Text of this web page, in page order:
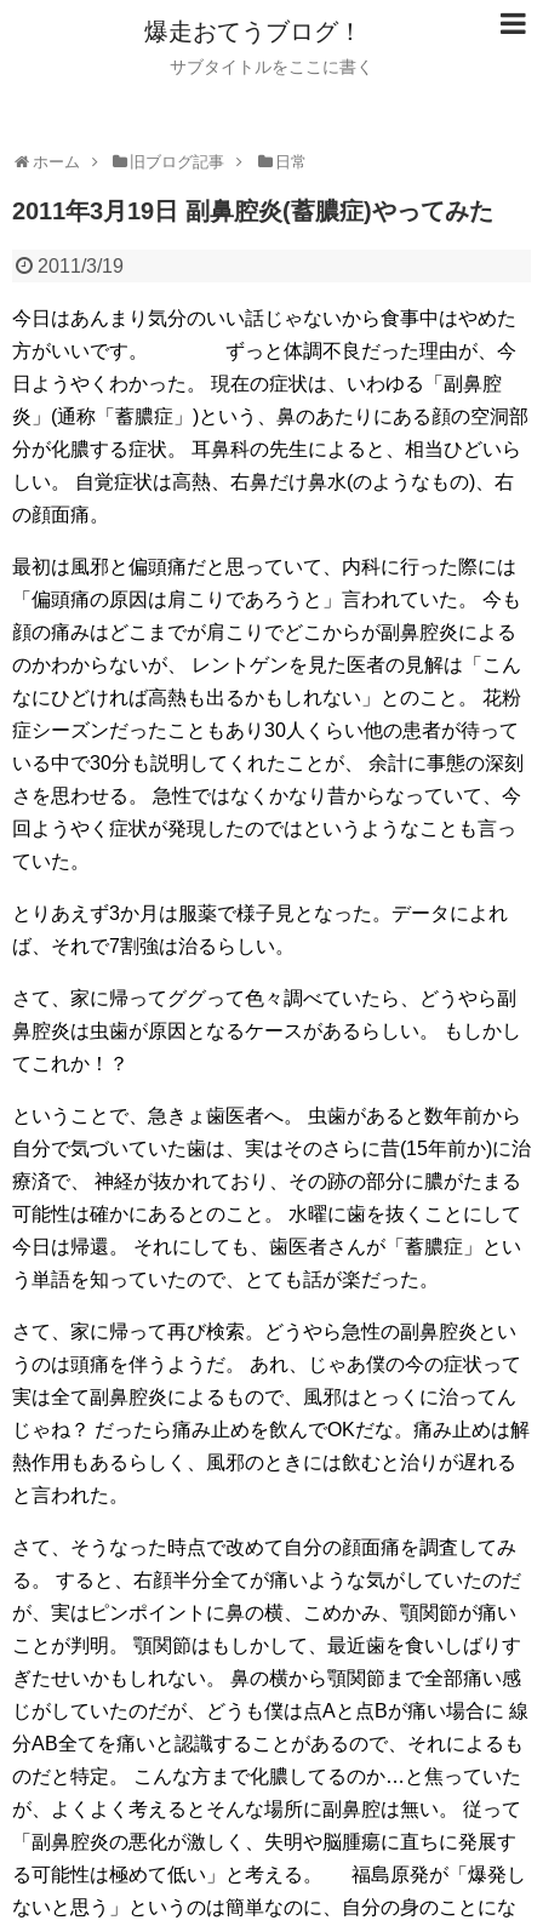
爆走おてうブログ！
サブタイトルをここに書く
ホーム 旧ブログ記事 日常
2011年3月19日 副鼻腔炎(蓄膿症)やってみた
2011/3/19
今日はあんまり気分のいい話じゃないから食事中はやめた
方がいいです。
ずっと体調不良だった理由が、今
日ようやくわかった。
現在の症状は、いわゆる「副鼻腔
炎」(通称「蓄膿症」)という、鼻のあたりにある顔の空洞部
分が化膿する症状。
耳鼻科の先生によると、相当ひどいら
しい。
自覚症状は高熱、右鼻だけ鼻水(のようなもの)、右
の顔面痛。
最初は風邪と偏頭痛だと思っていて、内科に行った際には
「偏頭痛の原因は肩こりであろうと」言われていた。
今も
顔の痛みはどこまでが肩こりでどこからが副鼻腔炎による
のかわからないが、
レントゲンを見た医者の見解は「こん
なにひどければ高熱も出るかもしれない」とのこと。
花粉
症シーズンだったこともあり30人くらい他の患者が待って
いる中で30分も説明してくれたことが、
余計に事態の深刻
さを思わせる。
急性ではなくかなり昔からなっていて、今
回ようやく症状が発現したのではというようなことも言っ
ていた。
とりあえず3か月は服薬で様子見となった。データによれ
ば、それで7割強は治るらしい。
さて、家に帰ってググって色々調べていたら、どうやら副
鼻腔炎は虫歯が原因となるケースがあるらしい。
もしかし
てこれか！？
ということで、急きょ歯医者へ。
虫歯があると数年前から
自分で気づいていた歯は、実はそのさらに昔(15年前か)に治
療済で、
神経が抜かれており、その跡の部分に膿がたまる
可能性は確かにあるとのこと。
水曜に歯を抜くことにして
今日は帰還。
それにしても、歯医者さんが「蓄膿症」とい
う単語を知っていたので、とても話が楽だった。
さて、家に帰って再び検索。どうやら急性の副鼻腔炎とい
うのは頭痛を伴うようだ。
あれ、じゃあ僕の今の症状って
実は全て副鼻腔炎によるもので、風邪はとっくに治ってん
じゃね？ だったら痛み止めを飲んでOKだな。痛み止めは解
熱作用もあるらしく、風邪のときには飲むと治りが遅れる
と言われた。
さて、そうなった時点で改めて自分の顔面痛を調査してみ
る。
すると、右顔半分全てが痛いような気がしていたのだ
が、実はピンポイントに鼻の横、こめかみ、顎関節が痛い
ことが判明。
顎関節はもしかして、最近歯を食いしばりす
ぎたせいかもしれない。
鼻の横から顎関節まで全部痛い感
じがしていたのだが、どうも僕は点Aと点Bが痛い場合に 線
分AB全てを痛いと認識することがあるので、それによるも
のだと特定。
こんな方まで化膿してるのか…と焦っていた
が、よくよく考えるとそんな場所に副鼻腔は無い。
従って
「副鼻腔炎の悪化が激しく、失明や脳腫瘍に直ちに発展す
る可能性は極めて低い」と考える。
福島原発が「爆発し
ないと思う」というのは簡単なのに、自分の身のことにな